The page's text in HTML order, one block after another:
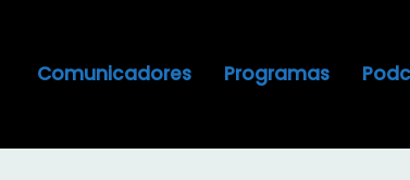
Comunicadores Programas